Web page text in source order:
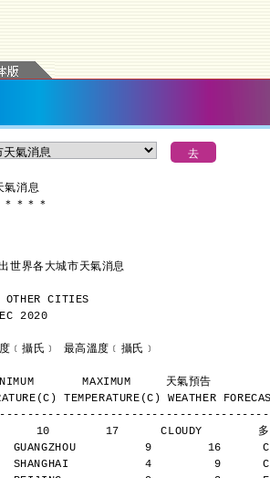
氣消息
＊ ＊ ＊ ＊
世界各大城市天氣消息
OTHER CITIES
2020
最低溫度﹝攝氏﹞ 最高溫度﹝攝氏﹞
MINIMUM       MAXIMUM     天氣預告
TEMPERATURE(C) WEATHER
10        17      CLOUDY        多
9        16
SHANGHAI           4         9